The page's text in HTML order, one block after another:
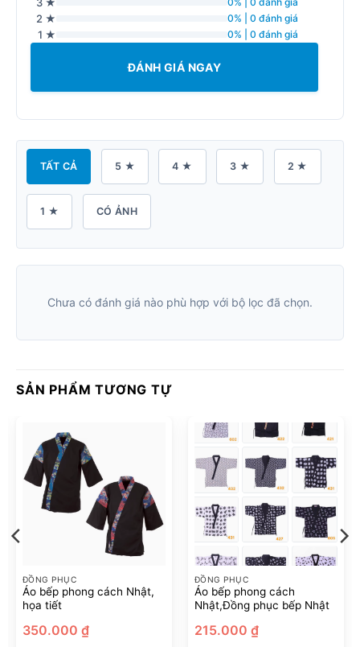
2 ★ 0% | 0 đánh giá
1 ★ 0% | 0 đánh giá
ĐÁNH GIÁ NGAY
TẤT CẢ 5 ★ 4 ★ 3 ★ 2 ★
1 ★ CÓ ẢNH
Chưa có đánh giá nào phù hợp với bộ lọc đã chọn.
SẢN PHẨM TƯƠNG TỰ
ĐỒNG PHỤC
Áo bếp phong cách Nhật,
họa tiết
350.000 ₫
ĐỒNG PHỤC
Áo bếp phong cách
Nhật,Đồng phục bếp Nhật
215.000 ₫